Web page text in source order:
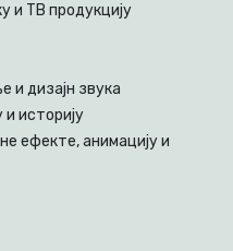
и ТВ продукцију
и дизајн звука
и историју
ефекте, анимацију и